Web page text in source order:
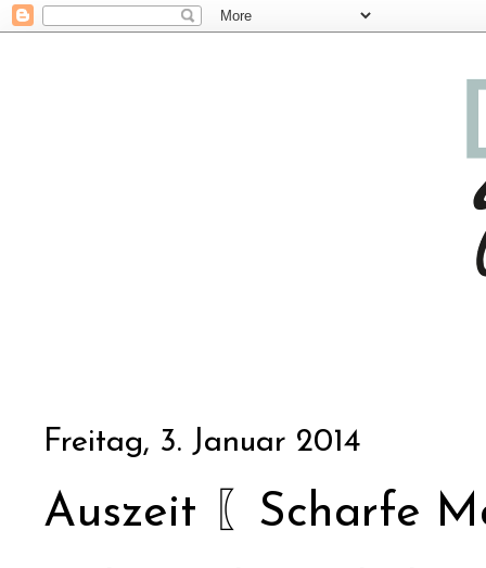
Freitag, 3. Januar 2014
Auszeit 〖Scharfe